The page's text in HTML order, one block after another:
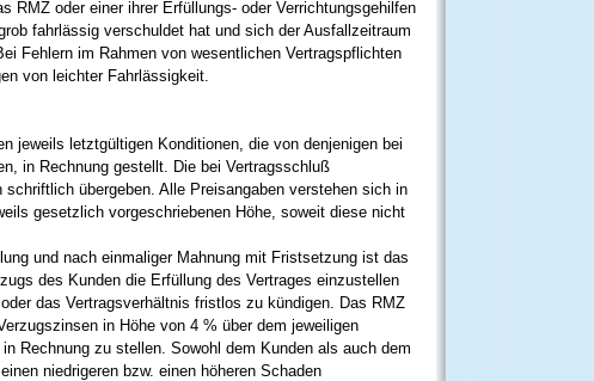
RMZ oder einer ihrer Erfüllungs- oder Verrichtungsgehilfen
fahrlässig verschuldet hat und sich der Ausfallzeitraum
Fehlern im Rahmen von wesentlichen Vertragspflichten
von leichter Fahrlässigkeit.
jeweils letztgültigen Konditionen, die von denjenigen bei
in Rechnung gestellt. Die bei Vertragsschluß
übergeben. Alle Preisangaben verstehen sich in
gesetzlich vorgeschriebenen Höhe, soweit diese nicht
und nach einmaliger Mahnung mit Fristsetzung ist das
des Kunden die Erfüllung des Vertrages einzustellen
das Vertragsverhältnis fristlos zu kündigen. Das RMZ
in Höhe von 4 % über dem jeweiligen
Rechnung zu stellen. Sowohl dem Kunden als auch dem
niedrigeren bzw. einen höheren Schaden